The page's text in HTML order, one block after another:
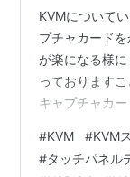
KVMについて
プチャカード
が楽になる様
っております
キャプチャカ
用・備考 1.キ
ソール（B）に
#KVM #KVM
#タッチパネル